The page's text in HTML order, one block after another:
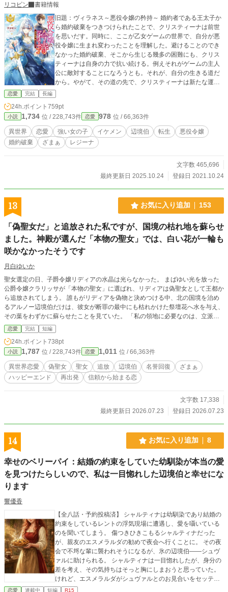
リコピン
書籍情報
旧題：ヴィラネス～悪役令嬢の矜持～ 婚約者である王太子か
ら婚約破棄をつきつけられたことで、クリスティーナは前世
を思いだす。同時に、ここが乙女ゲームの世界で、自分が悪
役令嬢に生まれ変わったことを理解した。避けることのでき
なかった婚約破棄、そこから生じる幾多の困難にも、クリス
ティーナは自身の力で抗い続ける。例えそれがゲームの主人
公に敵対することになろうとも。それが、自分の生きる道だ
から。やがて、その道の先で、クリスティーナは新たな運命
と出会う。 ※感想ありがとうございます！お返事ができてい
ません、ごめんなさい。 ※「他の方の感想」に触れている感
想は非公開にさせて頂いてます。
恋愛 完結 長編
24h.ポイント 759pt
小説 1,734 位 / 228,743件 恋愛 978 位 / 66,363件
異世界 恋愛 強い女の子 イケメン 辺境伯 転生
悪役令嬢
婚約破棄
ざまぁ レジーナ
文字数 465,696
最終更新日 2025.10.24
登録日 2021.10.24
13 お気に入り追加 153
「偽聖女だ」と追放された私ですが、国境の枯れ地を蘇らせ
ました。神殿が選んだ「本物の聖女」では、白い花が一輪も
咲かなかったそうです
月白ゆいか
聖女選定の日、子爵令嬢リディアの水晶は光らなかった。 まばゆい光を放った
公爵令嬢クラリッサが「本物の聖女」に選ばれ、リディアは偽聖女として王都か
ら追放されてしまう。 誰もがリディアを偽物と決めつける中、北の国境を治め
るアルノー辺境伯だけは、彼女が断罪の最中にも枯れかけた祭壇花へ水を与え、
その葉をわずかに蘇らせたことを見ていた。 「私の領地に必要なのは、立派な
光ではない。枯れたものへ手を伸ばせる者だ」 アルノーから国境へ来ないかと
誘われたリディアは、自分の力を確かめるため、その手を取る。 国境に広がっ
ていたのは、長年の瘴気で灰色に枯れた土地だった。 リディアは大きな奇跡に
頼らず、住民たちと石を拾い、水路を直し、一畝の土から再生を始める。やがて
その畝に一輪の白い花が咲き、花は丘を満たし、濁った水と土にも少しずつ命が
戻っていく。 だが神殿は、白い花を冒涜の証拠として処分するよう命じてく
る。 一方、王都では神殿が選んだ「本物の聖女」が、予定されていた豊穣祈願
にでも分かる結果によって、神殿の誤った認定は覆っていく。 これは、偽物と
名前と自分で選ぶ未来を取り戻す物語。
恋愛 完結 短編
24h.ポイント 738pt
小説 1,787 位 / 228,743件 恋愛 1,011 位 / 66,363件
異世界恋愛 偽聖女 聖女 追放 辺境伯 名誉回復
ざまぁ
ハッピーエンド
再出発 信頼から始まる恋
文字数 17,338
最終更新日 2026.07.23
登録日 2026.07.23
14 お気に入り追加 8
幸せのベリーパイ：結婚の約束をしていた幼馴染が本当の愛
を見つけたらしいので、私は一目惚れした辺境伯と幸せにな
ります
響優香
【全八話・予約投稿済】 シャルティナは幼馴染であり結婚の
約束をしているレントの浮気現場に遭遇し、愛を囁いている
のを聞いてしまう。 傷つきひきこもるシャルティナだった
が、親友のエスメラルダの勧めで夜会へ行くことに。 その夜
会で不埒な輩に襲われそうになるが、氷の辺境伯——シュヴ
ァルに助けられる。 シャルティナは一目惚れしたが、身分の
差を考え、その気持ちはそっと胸にしまおうと思っていた。
けれど、エスメラルダがシュヴァルとのお見合いをセッティ
ングしてくれて……。 毎日４時更新 他のサイトにも掲載して
恋愛 連載中 短編 R15